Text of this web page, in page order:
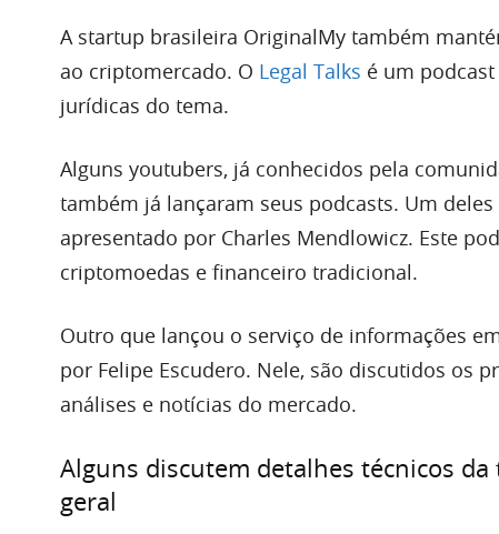
A startup brasileira OriginalMy também
ao criptomercado. O Legal Talks é um
jurídicas do tema.
Alguns youtubers, já conhecidos pela
também já lançaram seus podcasts. Um deles
apresentado por Charles Mendlowicz. Este
criptomoedas e financeiro tradicional.
Outro que lançou o serviço de informações
por Felipe Escudero. Nele, são discutidos os
análises e notícias do mercado.
Alguns discutem detalhes técnicos
geral